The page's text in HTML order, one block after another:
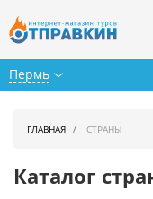
Пермь
ГЛАВНАЯ СТРАНЫ
Каталог